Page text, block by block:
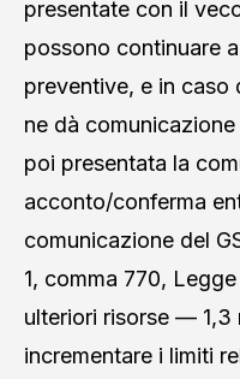
presentate con il
possono continuare
preventive, e in caso
ne dà
poi presentata la
acconto/conferma
comunicazione del
1, comma 770,
ulteriori risorse —
incrementare i limiti